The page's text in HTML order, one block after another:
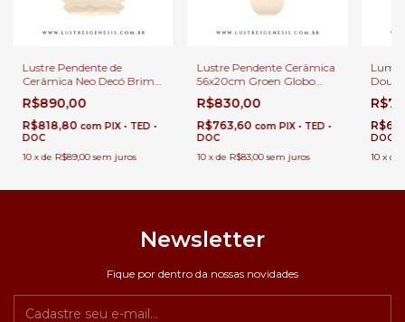
Lustre Pendente de
Cerâmica Neo Decó Brim
Dourado Ø50x30cm Vidro
Branco E27 Par Balcão de
Cozinha Gourmet
R$890,00
R$818,80 com PIX • TED •
DOC
10 xde R$89,00 sem juros
Lustre Pendente Cerâmica
56x20cm Groen Globo
Branco 1x E27 Para Sala de
Jantar e Balcão
R$830,00
R$763,60 com PIX • TED •
DOC
10 xde R$83,00 sem juros
DOC
10 x de
Newsletter
Fique por dentro da nossas novidades